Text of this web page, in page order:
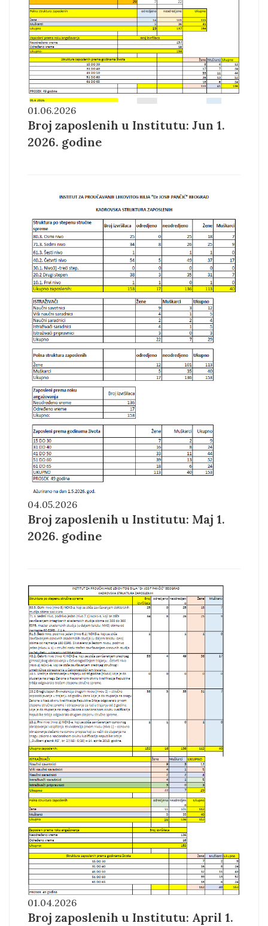
01.06.2026
Broj zaposlenih u Institutu: Jun 1.
2026. godine
04.05.2026
Broj zaposlenih u Institutu: Maj 1.
2026. godine
01.04.2026
Broj zaposlenih u Institutu: April 1.